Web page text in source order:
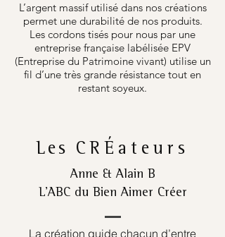
L’argent massif utilisé dans nos créations
permet une durabilité de nos produits.
Les cordons tisés pour nous par une
entreprise française labélisée EPV
(Entreprise du Patrimoine vivant) utilise un
fil d’une très grande résistance tout en
restant soyeux.
Les CRÉateurs
Anne & Alain B
L’ABC du Bien Aimer Créer
La création guide chacun d’entre